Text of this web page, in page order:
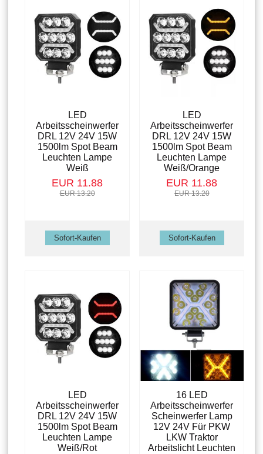
LED
Arbeitsscheinwerfer
DRL 12V 24V 15W
1500lm Spot Beam
Leuchten Lampe
Weiß
EUR 11.88
EUR 13.20
LED
Arbeitsscheinwerfer
DRL 12V 24V 15W
1500lm Spot Beam
Leuchten Lampe
Weiß/Orange
EUR 11.88
EUR 13.20
LED
Arbeitsscheinwerfer
DRL 12V 24V 15W
1500lm Spot Beam
Leuchten Lampe
Weiß/Rot
16 LED
Arbeitsscheinwerfer
Scheinwerfer Lamp
12V 24V Für PKW
LKW Traktor
Arbeitslicht Leuchten